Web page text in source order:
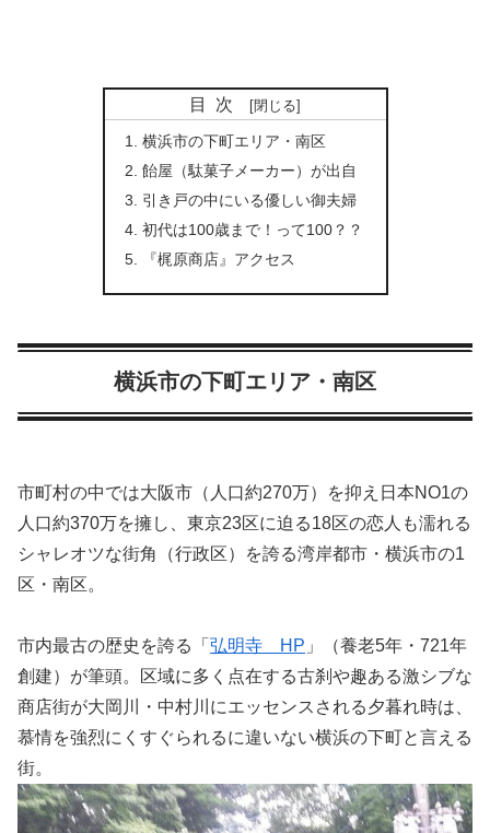
目次
横浜市の下町エリア・南区
飴屋（駄菓子メーカー）が出自
引き戸の中にいる優しい御夫婦
初代は100歳まで！って100？？
『梶原商店』アクセス
横浜市の下町エリア・南区
市町村の中では大阪市（人口約270万）を抑え日本NO1の
人口約370万を擁し、東京23区に迫る18区の恋人も濡れる
シャレオツな街角（行政区）を誇る湾岸都市・横浜市の1
区・南区。
市内最古の歴史を誇る「 弘明寺 HP 」（養老5年・721年
創建）が筆頭。区域に多く点在する古刹や趣ある激シブな
商店街が大岡川・中村川にエッセンスされる夕暮れ時は、
慕情を強烈にくすぐられるに違いない横浜の下町と言える
街。